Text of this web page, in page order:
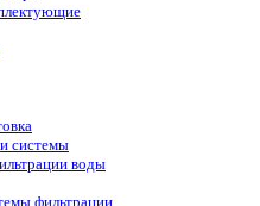
системы
воды
фильтрации